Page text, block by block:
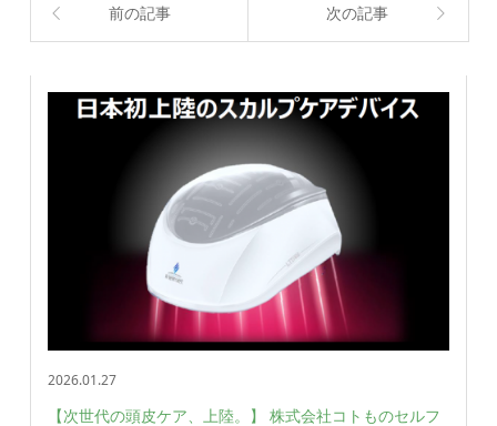
前の記事 次の記事
2026.01.27
【次世代の頭皮ケア、上陸。】 株式会社コトものセルフ